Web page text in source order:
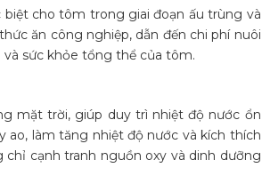
cho tôm trong giai đoạn ấu trùng và
ăn công nghiệp, dẫn đến chi phí nuôi
sức khỏe tổng thể của tôm.
mặt trời, giúp duy trì nhiệt độ nước ổn
ao, làm tăng nhiệt độ nước và kích thích
cạnh tranh nguồn oxy và dinh dưỡng